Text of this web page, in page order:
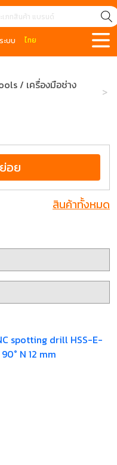
ะบบ ไทย
/ เครื่องมือช่าง
อย
สินค้าทั้งหมด